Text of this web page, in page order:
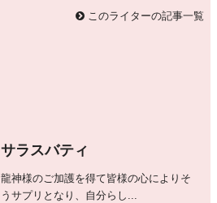
このライターの記事一覧
サラスバティ
龍神様のご加護を得て皆様の心によりそ
うサプリとなり、自分らし...